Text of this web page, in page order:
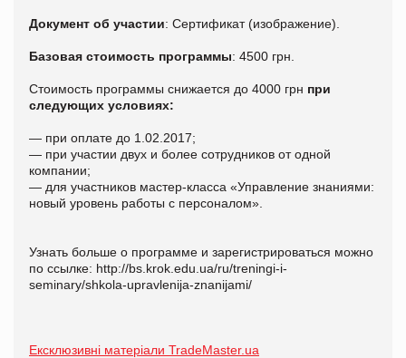
Документ об участии: Сертификат (изображение).
Базовая стоимость программы: 4500 грн.
Стоимость программы снижается до 4000 грн при
следующих условиях:
— при оплате до 1.02.2017;
— при участии двух и более сотрудников от одной
компании;
— для участников мастер-класса «Управление знаниями:
новый уровень работы с персоналом».
Узнать больше о программе и зарегистрироваться можно
по ссылке: http://bs.krok.edu.ua/ru/treningi-i-
seminary/shkola-upravlenija-znanijami/
Ексклюзивні матеріали TradeMaster.ua